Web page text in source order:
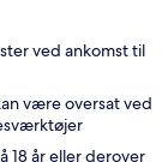
ved ankomst til
være oversat ved
år eller derover